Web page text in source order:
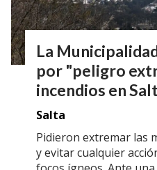
La
por "peligro
incendios en
Salta
Pidieron extremar las
y evitar cualquier